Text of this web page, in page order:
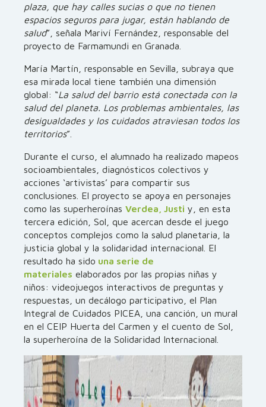
plaza, que hay calles sucias o que no tienen
espacios seguros para jugar, están hablando de
salud”, señala Mariví Fernández, responsable del
proyecto de Farmamundi en Granada.
María Martín, responsable en Sevilla, subraya que
esa mirada local tiene también una dimensión
global: “La salud del barrio está conectada con la
salud del planeta. Los problemas ambientales, las
desigualdades y los cuidados atraviesan todos los
territorios”.
Durante el curso, el alumnado ha realizado mapeos
socioambientales, diagnósticos colectivos y
acciones ‘artivistas’ para compartir sus
conclusiones. El proyecto se apoya en personajes
como las superheroínas Verdea, Justi y, en esta
tercera edición, Sol, que acercan desde el juego
conceptos complejos como la salud planetaria, la
justicia global y la solidaridad internacional. El
resultado ha sido una serie de
materiales elaborados por las propias niñas y
niños: videojuegos interactivos de preguntas y
respuestas, un decálogo participativo, el Plan
Integral de Cuidados PICEA, una canción, un mural
en el CEIP Huerta del Carmen y el cuento de Sol,
la superheroína de la Solidaridad Internacional.